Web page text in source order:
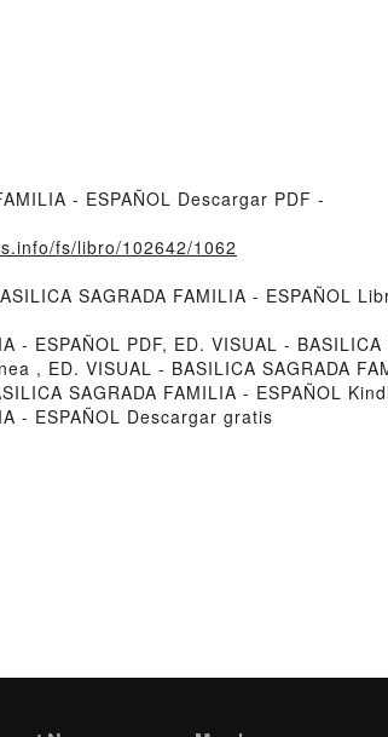
- ESPAÑOL Descargar PDF -
fs/libro/102642/1062
SAGRADA FAMILIA - ESPAÑOL
- ESPAÑOL PDF, ED. VISUAL -
, ED. VISUAL - BASILICA SAGRADA
SAGRADA FAMILIA - ESPAÑOL
- ESPAÑOL Descargar gratis